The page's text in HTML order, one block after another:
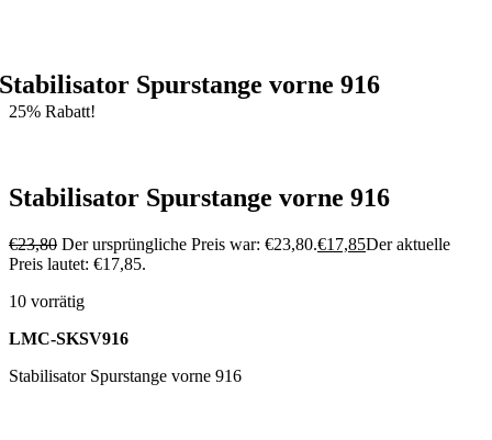
Stabilisator Spurstange vorne 916
25% Rabatt!
Stabilisator Spurstange vorne 916
€23,80 Der ursprüngliche Preis war: €23,80.€17,85Der aktuelle
Preis lautet: €17,85.
10 vorrätig
LMC-SKSV916
Stabilisator Spurstange vorne 916